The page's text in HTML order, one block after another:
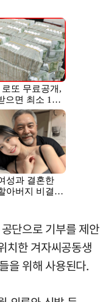
단으로 기부를 제안
치한 겨자씨공동생
을 위해 사용된다.